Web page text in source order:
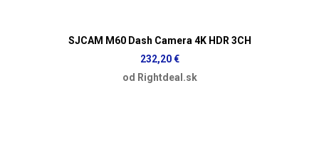
SJCAM M60 Dash Camera 4K HDR 3CH
232,20 €
od Rightdeal.sk